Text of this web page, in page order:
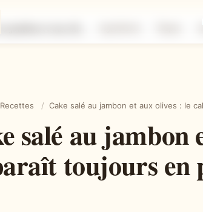
Recettes / Cake salé au jambon et aux olives : le
salé au jambon
toujours